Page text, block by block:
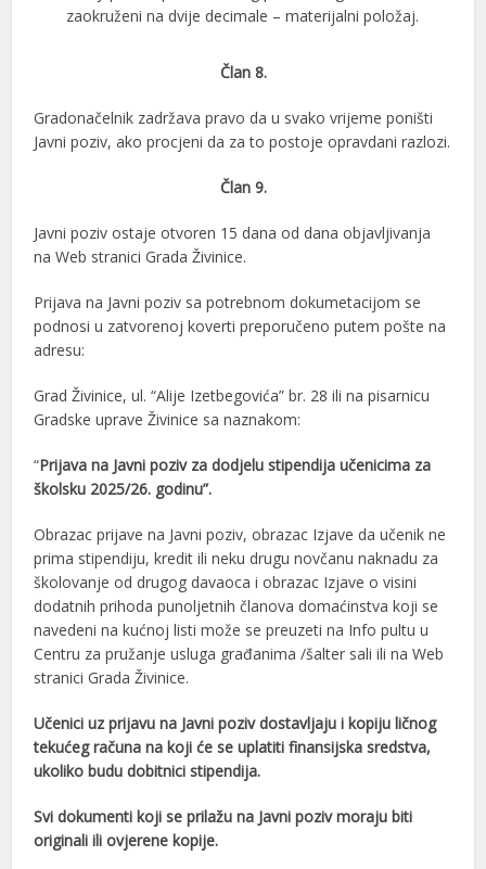
zaokruženi na dvije decimale – materijalni položaj.
Član 8.
Gradonačelnik zadržava pravo da u svako vrijeme poništi
Javni poziv, ako procjeni da za to postoje opravdani razlozi.
Član 9.
Javni poziv ostaje otvoren 15 dana od dana objavljivanja
na Web stranici Grada Živinice.
Prijava na Javni poziv sa potrebnom dokumetacijom se
podnosi u zatvorenoj koverti preporučeno putem pošte na
adresu:
Grad Živinice, ul. “Alije Izetbegovića” br. 28 ili na pisarnicu
Gradske uprave Živinice sa naznakom:
“Prijava na Javni poziv za dodjelu stipendija učenicima za
školsku 2025/26. godinu”.
Obrazac prijave na Javni poziv, obrazac Izjave da učenik ne
prima stipendiju, kredit ili neku drugu novčanu naknadu za
školovanje od drugog davaoca i obrazac Izjave o visini
dodatnih prihoda punoljetnih članova domaćinstva koji se
navedeni na kućnoj listi može se preuzeti na Info pultu u
Centru za pružanje usluga građanima /šalter sali ili na Web
stranici Grada Živinice.
Učenici uz prijavu na Javni poziv dostavljaju i kopiju ličnog
tekućeg računa na koji će se uplatiti finansijska sredstva,
ukoliko budu dobitnici stipendija.
Svi dokumenti koji se prilažu na Javni poziv moraju biti
originali ili ovjerene kopije.